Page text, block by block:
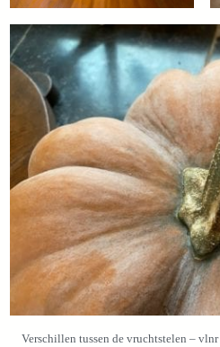
Verschillen tussen de vruchtstelen – vlnr